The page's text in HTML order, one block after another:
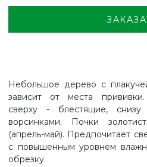
Небольшое дерево с
зависит от места
сверху - блестящие, снизу
ворсинками. Почки
(апрель-май). Предпочитает
с повышенным уровнем
обрезку.